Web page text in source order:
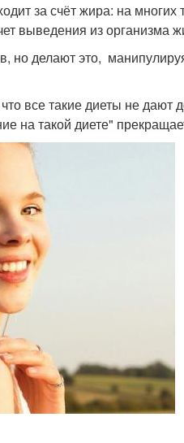
за счёт жира: на
выведения из организма
но делают это,
все такие диеты не дают
на такой диете"